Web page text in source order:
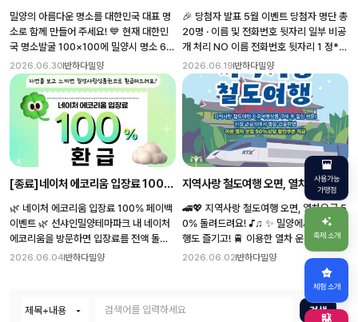
해 보세요! 🌿 초록빛 경남을 담다 위양지,
밀양연꽃단지 등 자연 속 힐링 명소 🌊 푸
른빛 경남을 담다 호박소, 얼음골 계곡 등
시원한 여름 명소 🧳 경남의 활기를 담다
밀양아리랑시장, 밀양강 산책콘 등 생동감
넘치는 여행 🌙 경남의 밤을 담다 영남루
야경, 달빛쌈지공원 등 아름다운 야경 명소
📢 참여 전 꼭 확인하세요! ✔️ 촬영 장소는
경상남도 관광지여야 합니다. ✔️ 참여자 또
는 동행인이 함께 나온 인증사진이어야 합
로 참여해 주세요. ✔️ @gnto_official 태
그와 필수 해시태그를 꼭 입력해 주세요.
📸 반하다밀양 반값여행도 즐기고, SNS
이벤트에도 참여해 특별한 추억과 선물까
밀양시 투표 이벤트 안내(기간연장)
밀양의 아름다운 명소를 대한민국 대표 명
소로 함께 만들어 주세요! 💙 현재 대한민
국 명소발굴 100×100에 밀양시 명소 63
곳이 후보로 선정되었습니다. 여러분의 소
중한 한 표가 밀양을 전국에 알리는 큰 힘이
됩니다. 투표에 참여하시고 푸짐한 경품도
받아가세요! 🎁 📅 이벤트 기간: 2026. 6.
29.(월) ~ 7. 17.(금) 👥 참여대상: 밀양시
를 사랑하는 관광객 누구나 ✅ 참여방법 1️⃣
대한민국 명소발굴 100×100 투표 페이지
접속 2️⃣ 본인인증 후 원하는 주제를 선택하
여 밀양시 명소에 투표 3️⃣ 네이버폼에 투표
네이버페이 포인트 3만 원 ※ 밀양시 명소
최종 선정 수만큼 참여자 중 무작위 추첨을
통해 지급됩니다. 💚 많은 관심과 참여 부
탁드립니다! 👉 참여 링크 https://naver.
2026.06.30 반하다밀양
🎉 당첨자 발표 5월 이벤트 당첨자 명단 총
20명 · 이름 및 전화번호 뒷자리 일부 비공
개 처리 NO 이름 전화번호 뒷자리 1 정*희
9**7 2 윤*원 8**5 3 김*령 1**0 4 김
*영 0**2 5 유*수 6**0 6 윤*진 0**9
7 박*민 1**4 8 천*현 0**0 9 강*훈 3*
*9 10 유*우 3**2 11 서*숙 1**6 12 강
*지 3**6 13 석*정 8**3 14 홍*지 7**
6 15 김*은 3**9 16 신*혜 3**5 17 하
*승 7**2 18 배*진 7**7 19 나*흠 8**
4 20 고*희 8**4 📌 신청에 남겨주신 네
이버 아이디로 포인트가 순차적으로 입금
2026.06.19 반하다밀양
[종료]네이처 에코리움 입장료 100%
페이백 이벤트
🌿 네이처 에코리움 입장료 100% 페이백
이벤트 🌿 선샤인밀양테마파크 내 네이처
에코리움을 방문하면 입장료를 전액 돌려
드립니다!🎉 입장도 하고, 밀양사랑상품권
지급) 👨 👩 👧 👦 대상 네이처 에코리움
2026.06.04 반하다밀양
지역사랑 철도여행 오면, 열차요금 5
0% 돌려드려요!
🚄💖 지역사랑 철도여행 오면, 열차요금 5
0% 돌려드려요! ♪♫ ✨ 밀양에서 반값여
행도 즐기고! 🚆 이용한 열차 운임까지 5
0% 할인쿠폰으로 돌려받는 찬스! 🎁 지금
바로 밀양으로 떠나보세요! 📅 기 간 : 202
6. 6. 1.(월) ~ 👨 👩 👧 👦 참여대상 : 지역
사랑 철도여행 자유여행상품 이용객 ☎ 문
의 : 관광진흥과 관광기획담당(055-359-
2026.06.02 반하다밀양
검색
사용가능
가맹점
축제 소개
체험 소개